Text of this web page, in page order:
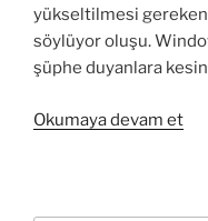
yükseltilmesi
söylüyor oluşu.
şüphe duyanlara
Okumaya devam et